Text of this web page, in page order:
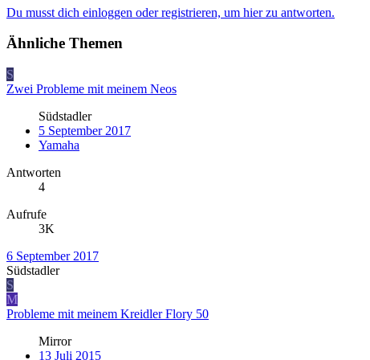
Du musst dich einloggen oder registrieren, um hier zu antworten.
Ähnliche Themen
S
Zwei Probleme mit meinem Neos
Südstadler
5 September 2017
Yamaha
Antworten
4
Aufrufe
3K
6 September 2017
Südstadler
S
M
Probleme mit meinem Kreidler Flory 50
Mirror
13 Juli 2015